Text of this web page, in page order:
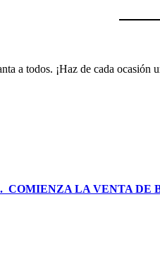
a todos. ¡Haz de cada ocasión
LA VENTA DE